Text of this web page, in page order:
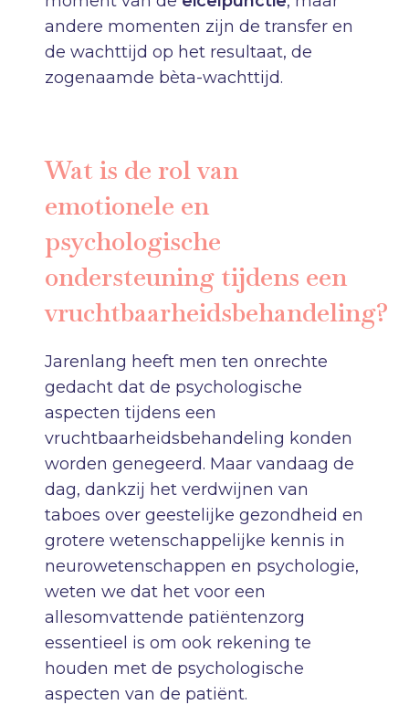
andere momenten zijn de transfer en
de wachttijd op het resultaat, de
zogenaamde bèta-wachttijd.
Wat is de rol van
emotionele en
psychologische
ondersteuning tijdens een
vruchtbaarheidsbehandeling?
Jarenlang heeft men ten onrechte
gedacht dat de psychologische
aspecten tijdens een
vruchtbaarheidsbehandeling konden
worden genegeerd. Maar vandaag de
dag, dankzij het verdwijnen van
taboes over geestelijke gezondheid en
grotere wetenschappelijke kennis in
neurowetenschappen en psychologie,
weten we dat het voor een
allesomvattende patiëntenzorg
essentieel is om ook rekening te
houden met de psychologische
aspecten van de patiënt.